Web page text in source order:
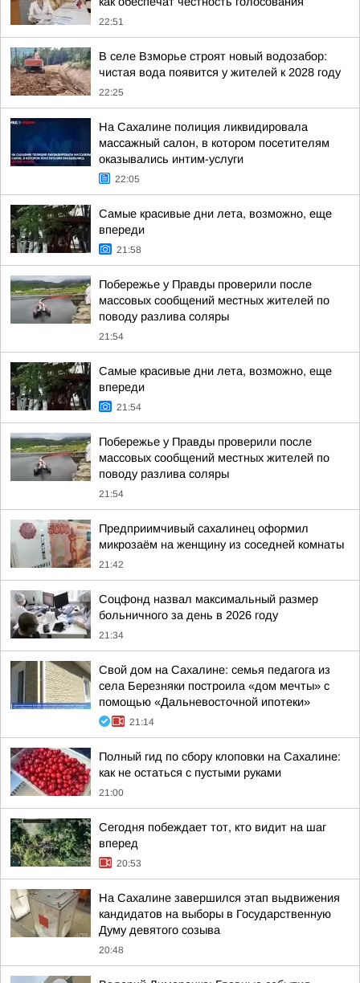
22:51
В селе Взморье строят новый водозабор:
чистая вода появится у жителей к 2028 году
22:25
На Сахалине полиция ликвидировала
массажный салон, в котором посетителям
оказывались интим-услуги
22:05
Самые красивые дни лета, возможно, еще
впереди
21:58
Побережье у Правды проверили после
массовых сообщений местных жителей по
поводу разлива соляры
21:54
Самые красивые дни лета, возможно, еще
впереди
21:54
Побережье у Правды проверили после
массовых сообщений местных жителей по
поводу разлива соляры
21:54
Предприимчивый сахалинец оформил
микрозаём на женщину из соседней комнаты
21:42
Соцфонд назвал максимальный размер
больничного за день в 2026 году
21:34
Свой дом на Сахалине: семья педагога из
села Березняки построила «дом мечты» с
помощью «Дальневосточной ипотеки»
21:14
Полный гид по сбору клоповки на Сахалине:
как не остаться с пустыми руками
21:00
Сегодня побеждает тот, кто видит на шаг
вперед
20:53
На Сахалине завершился этап выдвижения
кандидатов на выборы в Государственную
Думу девятого созыва
20:48